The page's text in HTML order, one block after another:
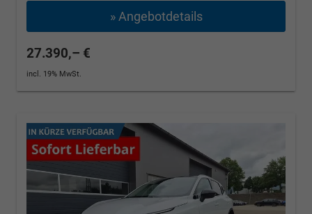
» Angebotdetails
27.390,– €
incl. 19% MwSt.